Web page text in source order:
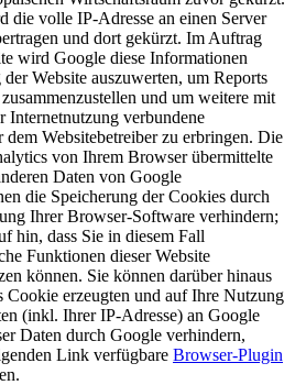
die volle IP-Adresse an einen Server
und dort gekürzt. Im Auftrag
wird Google diese Informationen
Website auszuwerten, um Reports
und um weitere mit
Internetnutzung verbundene
dem Websitebetreiber zu erbringen. Die
von Ihrem Browser übermittelte
Daten von Google
die Speicherung der Cookies durch
Ihrer Browser-Software verhindern;
hin, dass Sie in diesem Fall
Funktionen dieser Website
können. Sie können darüber hinaus
Cookie erzeugten und auf Ihre Nutzung
(inkl. Ihrer IP-Adresse) an Google
Daten durch Google verhindern,
Link verfügbare Browser-Plugin